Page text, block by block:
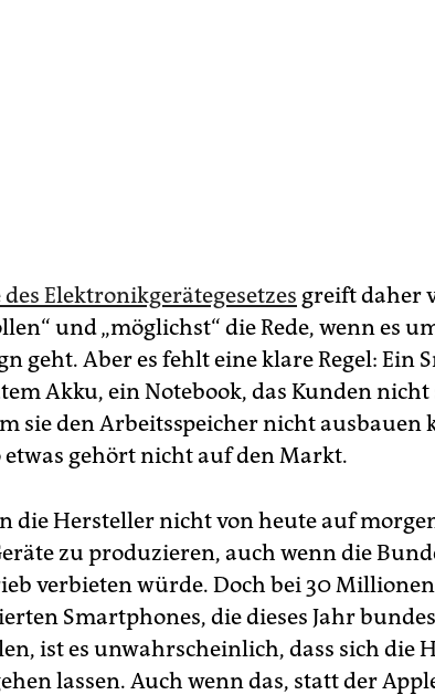
des Elektronikgerätegesetzes greift daher
und „möglichst“ die Rede, wenn es
geht. Aber es fehlt eine klare Regel: Ein
Akku, ein Notebook, das Kunden
sie den Arbeitsspeicher nicht ausbauen
etwas gehört nicht auf den Markt.
die Hersteller nicht von heute auf
zu produzieren, auch wenn die
verbieten würde. Doch bei 30 Millionen
Smartphones, die dieses Jahr
ist es unwahrscheinlich, dass sich die
lassen. Auch wenn das, statt der